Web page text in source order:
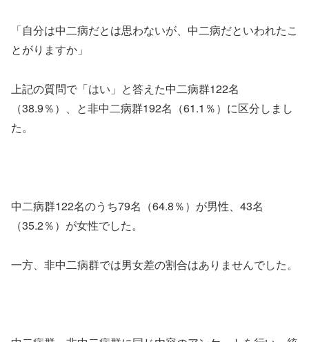
「自分は中二病だとは思わないが、中二病だといわれたこ
とがりますか」
上記の質問で「はい」と答えた中二病群122名
（38.9％）、と非中二病群192名（61.1％）に区分しまし
た。
中二病群122名のうち79名（64.8％）が男性、43名
（35.2％）が女性でした。
一方、非中二病群では男女差の割合はありませんでした。